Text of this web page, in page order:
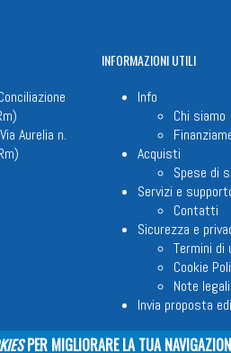
Aurelia n.
INFORMAZIONIUTILI
Info
Chi siamo
Acquisti
Spese di
Servizi e
Contatti
Sicurezza e
Termini di
Cookie
Note legali
Invia proposta
PER MIGLIORARE LA TUA